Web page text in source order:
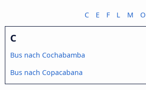
C E F L M O
C
Bus nach Cochabamba
Bus nach Copacabana